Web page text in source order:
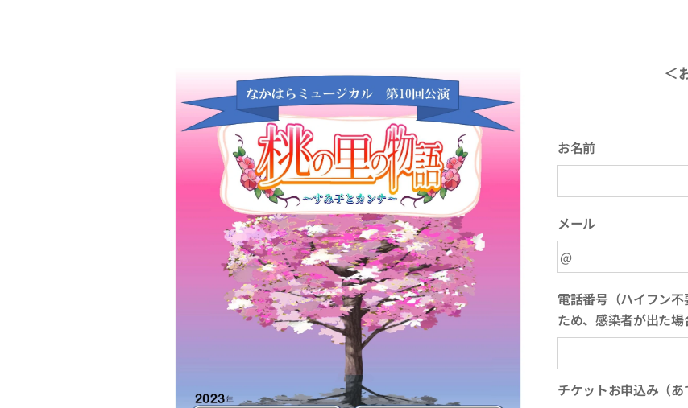
＜
お名前
メール
電話番号（ハイフン
ため、感染者が出た場
チケットお申込み（あ